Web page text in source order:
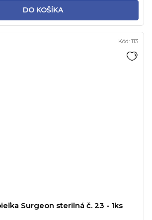
DO KOŠÍKA
Surgeon sterilná č. 23 - 1ks
Kód: 113